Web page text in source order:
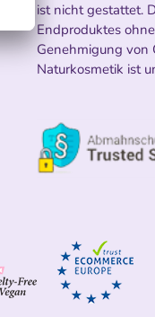
ist nicht gestattet.
Endproduktes
Genehmigung von
Naturkosmetik ist